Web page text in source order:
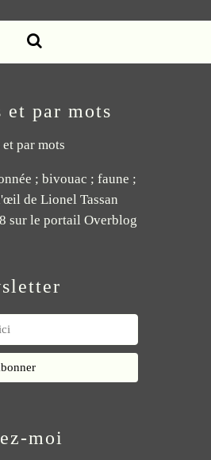
et par mots
; bivouac ; faune ;
de Lionel Tassan
sur le portail Overblog
moi